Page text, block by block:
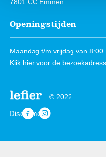
7801 CC Emmen
Openingstijden
Maandag t/m vrijdag van 8:00
Klik hier voor de
© 2022
Disclaimer
https://https://